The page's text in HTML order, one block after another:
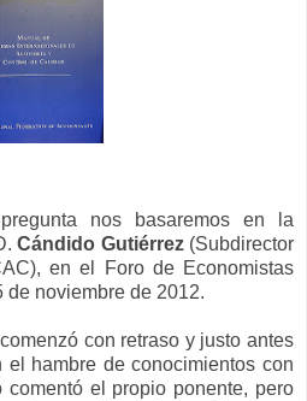
nos basaremos en la
Cándido Gutiérrez(Subdirector
en el Foro de Economistas
noviembre de 2012.
con retraso y justo antes
hambre de conocimientos con
el propio ponente, pero